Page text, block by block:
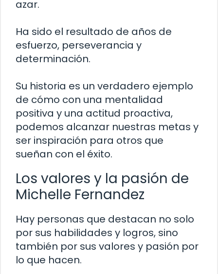
azar.
Ha sido el resultado de años de
esfuerzo, perseverancia y
determinación.
Su historia es un verdadero ejemplo
de cómo con una mentalidad
positiva y una actitud proactiva,
podemos alcanzar nuestras metas y
ser inspiración para otros que
sueñan con el éxito.
Los valores y la pasión de
Michelle Fernandez
Hay personas que destacan no solo
por sus habilidades y logros, sino
también por sus valores y pasión por
lo que hacen.